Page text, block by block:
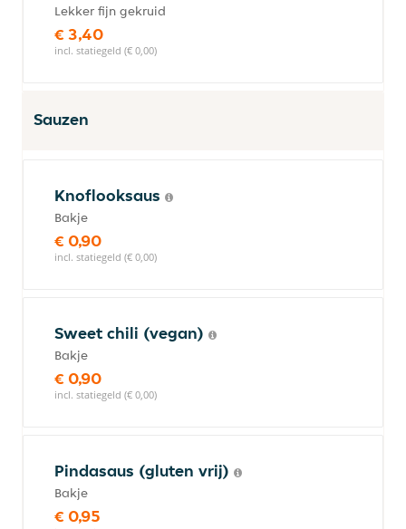
Lekker fijn gekruid
€ 3,40
incl. statiegeld (€ 0,00)
Sauzen
Knoflooksaus
Bakje
€ 0,90
incl. statiegeld (€ 0,00)
Sweet chili (vegan)
Bakje
€ 0,90
incl. statiegeld (€ 0,00)
Pindasaus (gluten vrij)
Bakje
€ 0,95